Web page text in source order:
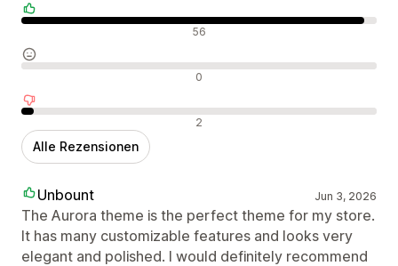
Positive Bewertungen 56
Neutrale Bewertungen 0
Negative Bewertungen 2
Alle Rezensionen
Unbount Jun 3, 2026
The Aurora theme is the perfect theme for my store.
It has many customizable features and looks very
elegant and polished. I would definitely recommend